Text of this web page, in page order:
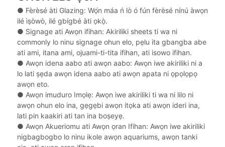
● Fèrèsé àti Glazing: Wọ́n máa ń lò ó fún fèrèsé nínú àwọn
ilé ìṣòwò, ilé gbígbé àti ọkọ̀.
● Signage ati Awọn ifihan: Akiriliki sheets ti wa ni
commonly lo ninu signage ohun elo, pẹlu ita gbangba abe
ati ami, itana ami, ojuami-ti-tita ifihan, ati isowo ifihan.
● Awọn idena aabo ati awọn aabo: Awọn iwe akiriliki ni a
lo lati ṣẹda awọn idena aabo ati awọn apata ni ọpọlọpọ
awọn eto.
● Awọn imuduro Imọlẹ: Awọn iwe akiriliki ti wa ni lilo ni
awọn ohun elo ina, gẹgẹbi awọn itọka ati awọn ideri ina,
lati pin kaakiri ati tan ina boṣeyẹ.
● Awọn Akueriomu ati Awọn ọran Ifihan: Awọn iwe akiriliki
nigbagbogbo lo ninu ikole awọn aquariums, awọn tanki